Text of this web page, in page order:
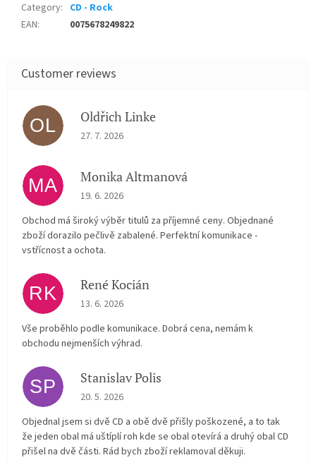
Category: CD - Rock
EAN: 0075678249822
OL Oldřich Linke
The store rating is 5 out of 5 stars.
27. 7. 2026
MA Monika Altmanová
The store rating is 5 out of 5 stars.
19. 6. 2026
Obchod má široký výběr titulů za příjemné ceny. Objednané
zboží dorazilo pečlivě zabalené. Perfektní komunikace -
vstřícnost a ochota.
RK René Kocián
The store rating is 5 out of 5 stars.
13. 6. 2026
Vše proběhlo podle komunikace. Dobrá cena, nemám k
obchodu nejmenších výhrad.
SP Stanislav Polis
The store rating is 2 out of 5 stars.
20. 5. 2026
Objednal jsem si dvě CD a obě dvě přišly poškozené, a to tak
že jeden obal má uštíplí roh kde se obal otevírá a druhý obal CD
přišel na dvě části. Rád bych zboží reklamoval děkuji.